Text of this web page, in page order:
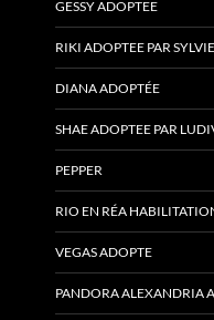
GESSY ADOPTEE
RIKI ADOPTEE PAR
DIANA ADOPTÉE
SHAE ADOPTEE PAR
PEPPER
RIO EN RÉA
VEGAS ADOPTE
PANDORA ALEXANDRIA